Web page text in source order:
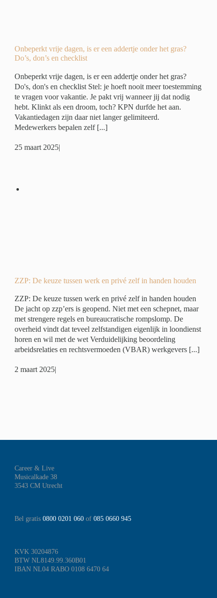
Onbeperkt vrije dagen, is er een addertje onder het gras?
Do’s, don’s en checklist
Onbeperkt vrije dagen, is er een addertje onder het gras?
Do's, don's en checklist Stel: je hoeft nooit meer toestemming
te vragen voor vakantie. Je pakt vrij wanneer jij dat nodig
hebt. Klinkt als een droom, toch? KPN durfde het aan.
Vakantiedagen zijn daar niet langer gelimiteerd.
Medewerkers bepalen zelf [...]
25 maart 2025|
ZZP: De keuze tussen werk en privé zelf in handen houden
ZZP: De keuze tussen werk en privé zelf in handen houden
De jacht op zzp’ers is geopend. Niet met een schepnet, maar
met strengere regels en bureaucratische rompslomp. De
overheid vindt dat teveel zelfstandigen eigenlijk in loondienst
horen en wil met de wet Verduidelijking beoordeling
arbeidsrelaties en rechtsvermoeden (VBAR) werkgevers [...]
2 maart 2025|
Career & Live
Musicalkade 38
3543 CM Utrecht
Bel gratis 0800 0201 060 of 085 0660 945
KVK 30204876
BTW NL8149.99.360B01
IBAN NL04 RABO 0108 6470 64